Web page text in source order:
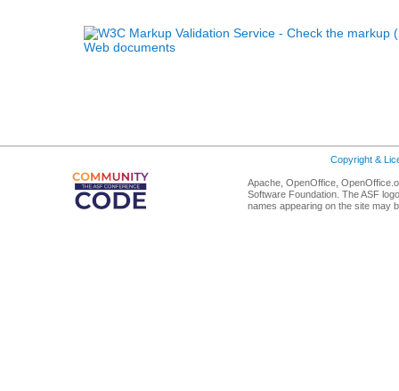
Copyright &
Apache, OpenOffice,
Software Foundation. The ASF
names appearing on the site may